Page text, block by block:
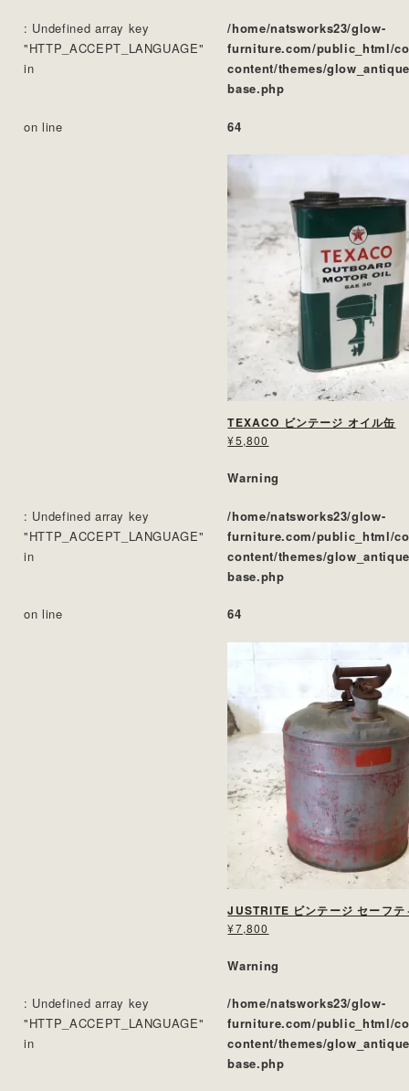
: Undefined array key
"HTTP_ACCEPT_LANGUAGE"
in
/home/natsworks23/glow-
furniture.com/public_html/
content/themes/
base.php
on line 64
TEXACO ビンテージ オイル缶
¥5,800
Warning
: Undefined array key
"HTTP_ACCEPT_LANGUAGE"
in
/home/natsworks23/glow-
furniture.com/public_html/
content/themes/
base.php
on line 64
JUSTRITE ビンテージ セーフテ
¥7,800
Warning
: Undefined array key
"HTTP_ACCEPT_LANGUAGE"
in
/home/natsworks23/glow-
furniture.com/public_html/
content/themes/
base.php